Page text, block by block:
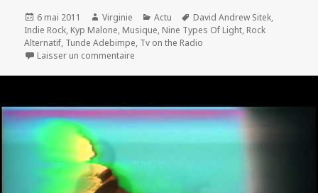
Publié
le
6 mai 2011 Auteur
Virginie Catégories
Actu
Mots-
clés
David Andrew Sitek,
Indie Rock, Kyp Malone, Musique, Nine Types Of Light, Rock
Alternatif, Tunde Adebimpe, Tv on the Radio
Laisser un commentaire